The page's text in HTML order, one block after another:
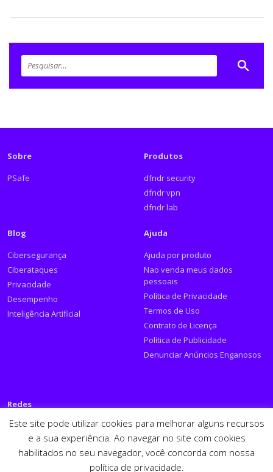
Sobre
PSafe
Produtos
dfndr security
dfndr vpn
dfndr lab
Blog
Cibersegurança
Ciberataques
Privacidade
Desempenho
Inteligência Artificial
Ajuda
Ajuda por produto
Nao venda meus dados
pessoais
Política de Privacidade
Termos de Uso
Contrato de Licença
Política de Publicidade
Denunciar Anúncios Enganosos
Redes
Siga a PSafe:
Facebook
TwitterRSS YoutubeLinkedIn
Este site pode utilizar cookies para melhorar alguns recursos
e a sua experiência. Ao navegar no site com cookies
habilitados no seu navegador, você concorda com nossa
política de privacidade.